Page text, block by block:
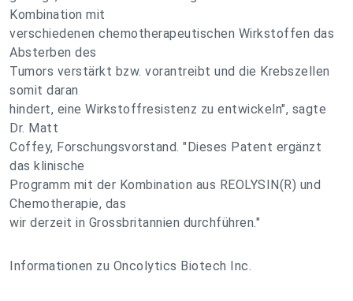
Kombination mit
verschiedenen chemotherapeutischen Wirkstoffen das
Absterben des
Tumors verstärkt bzw. vorantreibt und die Krebszellen
somit daran
hindert, eine Wirkstoffresistenz zu entwickeln", sagte
Dr. Matt
Coffey, Forschungsvorstand. "Dieses Patent ergänzt
das klinische
Programm mit der Kombination aus REOLYSIN(R) und
Chemotherapie, das
wir derzeit in Grossbritannien durchführen."
Informationen zu Oncolytics Biotech Inc.